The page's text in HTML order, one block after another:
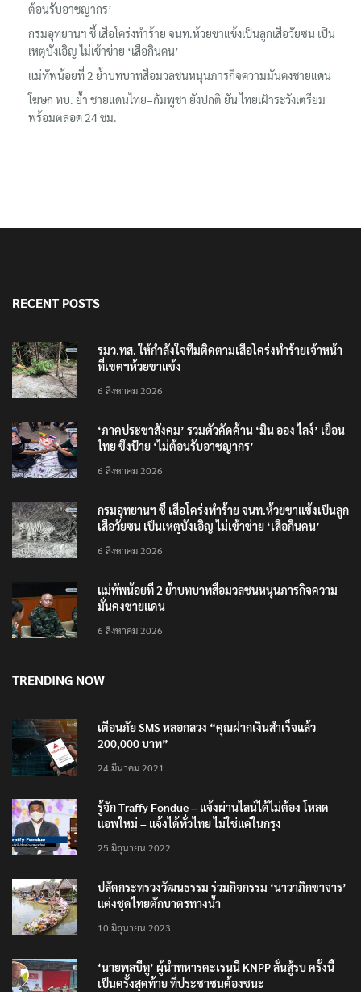
ต้อนรับอาชญากร’
กรมอุทยานฯ ชี้ เสือโคร่งทำร้าย จนท.ห้วยขาแข้งเป็นลูกเสือวัยซน เป็น
เหตุบังเอิญ ไม่เข้าข่าย ‘เสือกินคน’
แม่ทัพน้อยที่ 2 ย้ำบทบาทสื่อมวลชนหนุนภารกิจความมั่นคงชายแดน
โฆษก ทบ. ย้ำ ชายแดนไทย–กัมพูชา ยังปกติ ยัน ไทยเฝ้าระวังเตรียม
พร้อมตลอด 24 ชม.
RECENT POSTS
รมว.ทส. ให้กำลังใจทีมติดตามเสือโคร่งทำร้ายเจ้าหน้า
ที่เขตฯห้วยขาแข้ง
6 สิงหาคม 2026
‘ภาคประชาสังคม’ รวมตัวคัดค้าน ‘มิน ออง ไลง์’ เยือน
ไทย ขึงป้าย ‘ไม่ต้อนรับอาชญากร’
6 สิงหาคม 2026
กรมอุทยานฯ ชี้ เสือโคร่งทำร้าย จนท.ห้วยขาแข้งเป็นลูก
เสือวัยซน เป็นเหตุบังเอิญ ไม่เข้าข่าย ‘เสือกินคน’
6 สิงหาคม 2026
แม่ทัพน้อยที่ 2 ย้ำบทบาทสื่อมวลชนหนุนภารกิจความ
มั่นคงชายแดน
6 สิงหาคม 2026
TRENDING NOW
เตือนภัย SMS หลอกลวง “คุณฝากเงินสำเร็จแล้ว
200,000 บาท”
24 มีนาคม 2021
รู้จัก Traffy Fondue – แจ้งผ่านไลน์ได้ไม่ต้อง โหลด
แอพใหม่ – แจ้งได้ทั่วไทย ไม่ใช่แค่ในกรุง
25 มิถุนายน 2022
ปลัดกระทรวงวัฒนธรรม ร่วมกิจกรรม ‘นาวาภิกขาจาร’
แต่งชุดไทยตักบาตรทางน้ำ
10 มิถุนายน 2023
‘นายพลบีทู’ ผู้นำทหารคะเรนนี KNPP ลั่นสู้รบ ครั้งนี้
เป็นครั้งสุดท้าย ที่ประชาชนต้องชนะ